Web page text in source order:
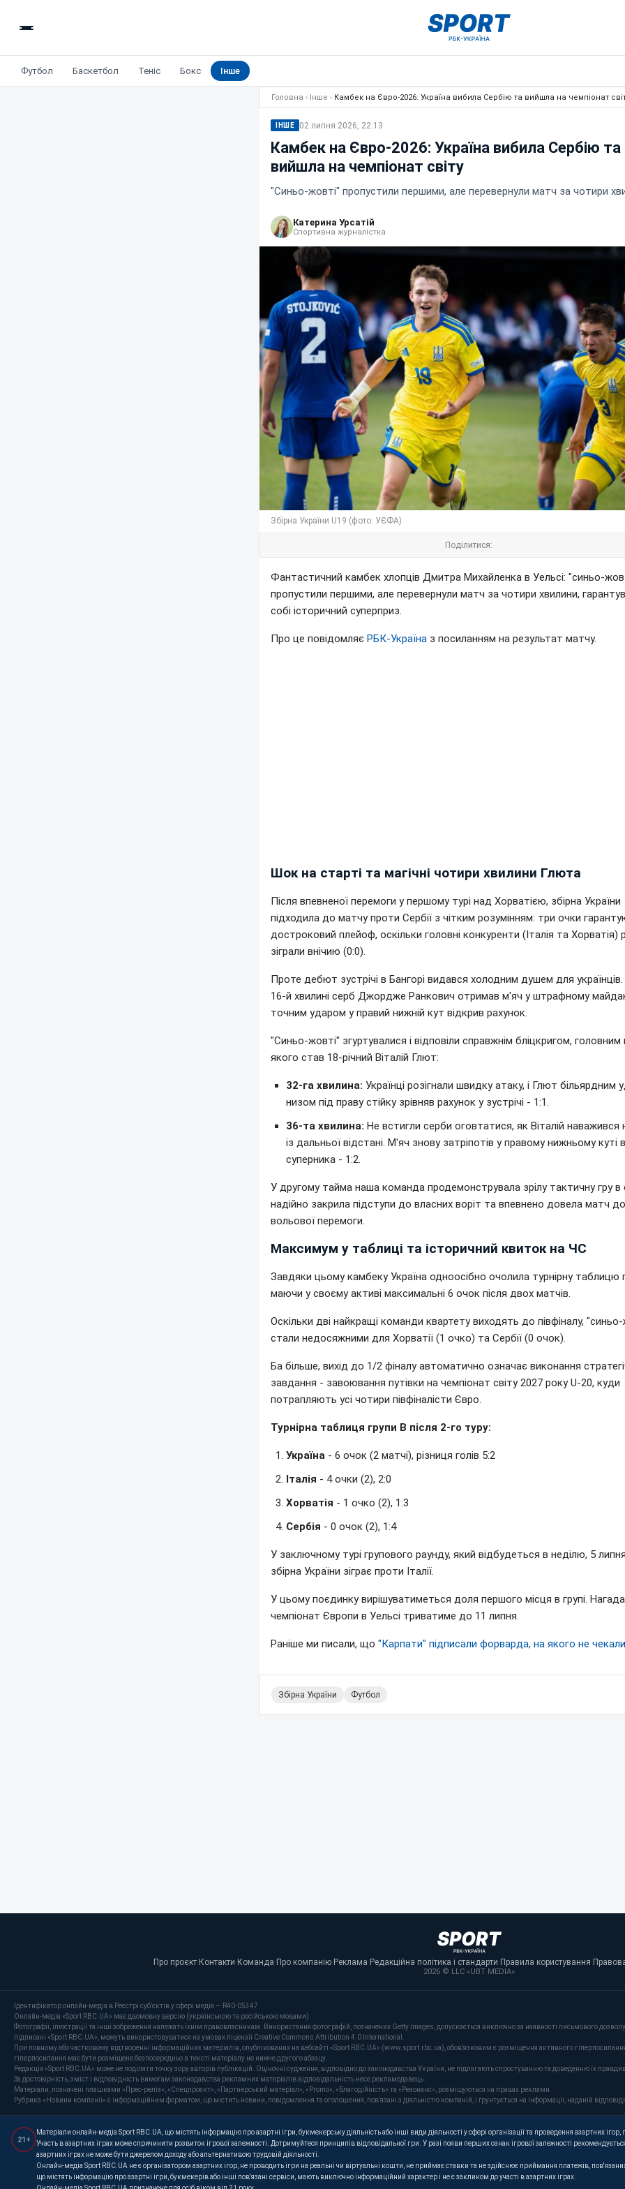
Футбол Баскетбол Теніс Бокс Інше
Головна › Інше › Камбек на Євро-2026: Україна вибила Сербію та вийшла на чемпіонат
ІНШЕ 02 липня 2026, 22:13
Камбек на Євро-2026: Україна вибила Сербію та
вийшла на чемпіонат світу
"Синьо-жовті" пропустили першими, але перевернули матч за чотири
Катерина Урсатій
Спортивна журналістка
Збірна України U19 (фото: УЄФА)
Поділитися:
Фантастичний камбек хлопців Дмитра Михайленка в Уельсі: "синьо-
пропустили першими, але перевернули матч за чотири хвилини,
собі історичний суперприз.
Про це повідомляє РБК-Україна з посиланням на результат матчу.
Шок на старті та магічні чотири хвилини Глюта
Після впевненої перемоги у першому турі над Хорватією, збірна України
підходила до матчу проти Сербії з чітким розумінням: три очки
достроковий плейоф, оскільки головні конкуренти (Італія та Хорватія)
зіграли внічию (0:0).
Проте дебют зустрічі в Бангорі видався холодним душем для
16-й хвилині серб Джордже Ранкович отримав м'яч у штрафному
точним ударом у правий нижній кут відкрив рахунок.
"Синьо-жовті" згуртувалися і відповіли справжнім бліцкригом, головним
якого став 18-річний Віталій Глют:
32-га хвилина: Українці розігнали швидку атаку, і Глют більярдним
низом під праву стійку зрівняв рахунок у зустрічі - 1:1.
36-та хвилина: Не встигли серби оговтатися, як Віталій наважився
із дальньої відстані. М'яч знову затріпотів у правому нижньому куті
суперника - 1:2.
У другому тайма наша команда продемонструвала зрілу тактичну гру в
надійно закрила підступи до власних воріт та впевнено довела матч до
вольової перемоги.
Максимум у таблиці та історичний квиток на ЧС
Завдяки цьому камбеку Україна одноосібно очолила турнірну таблицю
маючи у своєму активі максимальні 6 очок після двох матчів.
Оскільки дві найкращі команди квартету виходять до півфіналу,
стали недосяжними для Хорватії (1 очко) та Сербії (0 очок).
Ба більше, вихід до 1/2 фіналу автоматично означає виконання
завдання - завоювання путівки на чемпіонат світу 2027 року U-20, куди
потрапляють усі чотири півфіналісти Євро.
Турнірна таблиця групи B після 2-го туру:
Україна - 6 очок (2 матчі), різниця голів 5:2
Італія - 4 очки (2), 2:0
Хорватія - 1 очко (2), 1:3
Сербія - 0 очок (2), 1:4
У заключному турі групового раунду, який відбудеться в неділю, 5
збірна України зіграє проти Італії.
У цьому поєдинку вирішуватиметься доля першого місця в групі.
чемпіонат Європи в Уельсі триватиме до 11 липня.
Раніше ми писали, що "Карпати" підписали форварда, на якого не чекали
Збірна України Футбол
Про проєкт· Контакти· Команда· Про компанію· Реклама· Редакційна політика і стандарти· Правила користування·
2026 © LLC «UBT MEDIA»
Ідентифікатор онлайн-медіа в Реєстрі суб’єктів у сфері медіа — R40-05347
Онлайн-медіа «Sport RBC.UA» має двомовну версію (українською та російською мовами).
Фотографії, ілюстрації та інші зображення належать їхнім правовласникам. Використання фотографій, позначених Getty Images, допускається виключно за наявності письмового
підписані «Sport RBC.UA», можуть використовуватися на умовах ліцензії Creative Commons Attribution 4.0 International.
При повному або частковому відтворенні інформаційних матеріалів, опублікованих на вебсайті «Sport RBC.UA» (www.sport.rbc.ua), обов'язковим є розміщення активного
гіперпосилання має бути розміщене безпосередньо в тексті матеріалу не нижче другого абзацу.
Редакція «Sport RBC.UA» може не поділяти точку зору авторів публікацій. Оціночні судження, відповідно до законодавства України, не підлягають спростуванню та доведенню їх
За достовірність, зміст і відповідність вимогам законодавства рекламних матеріалів відповідальність несе рекламодавець.
Матеріали, позначені плашками «Прес-реліз», «Спецпроєкт», «Партнерський матеріал», «Promo», «Благодійність» та «Резонанс», розміщуються на правах реклами.
Рубрика «Новини компанії» є інформаційним форматом, що містить новини, повідомлення та оголошення, пов'язані з діяльністю компаній, і ґрунтується на інформації, наданій
21+
Матеріали онлайн-медіа Sport RBC.UA, що містять інформацію про азартні ігри, букмекерську діяльність або інші види діяльності у сфері організації та проведення азартних
Участь в азартних іграх може спричинити розвиток ігрової залежності. Дотримуйтеся принципів відповідальної гри. У разі появи перших ознак ігрової залежності
азартних іграх не може бути джерелом доходу або альтернативою трудовій діяльності.
Онлайн-медіа Sport RBC.UA не є організатором азартних ігор, не проводить ігри на реальні чи віртуальні кошти, не приймає ставки та не здійснює приймання платежів,
що містять інформацію про азартні ігри, букмекерів або інші пов'язані сервіси, мають виключно інформаційний характер і не є закликом до участі в азартних іграх.